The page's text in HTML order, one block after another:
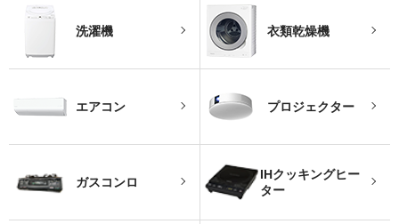
洗濯機 衣類乾燥機
エアコン プロジェクター
ガスコンロ
IHクッキングヒー
ター